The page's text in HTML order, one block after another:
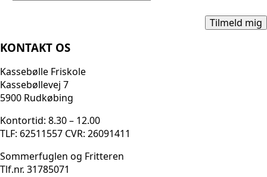
KONTAKT OS
Kassebølle Friskole
Kassebøllevej 7
5900 Rudkøbing
Kontortid: 8.30 – 12.00
TLF: 62511557 CVR: 26091411
Sommerfuglen og Fritteren
Tlf.nr. 31785071